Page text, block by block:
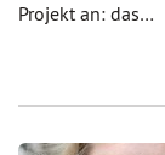
Projekt an: das…